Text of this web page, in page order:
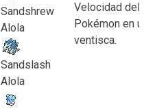
Sandshrew
Alola
Sandslash
Alola
Velocidad del
Pokémon en
ventisca.